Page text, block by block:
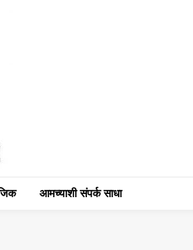
आमच्याशी संपर्क साधा